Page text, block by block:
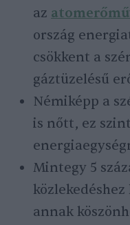
az
ország
csökkent a
gáztüzelésű
Némiképp a
is nőtt, ez
Mintegy 5
annak